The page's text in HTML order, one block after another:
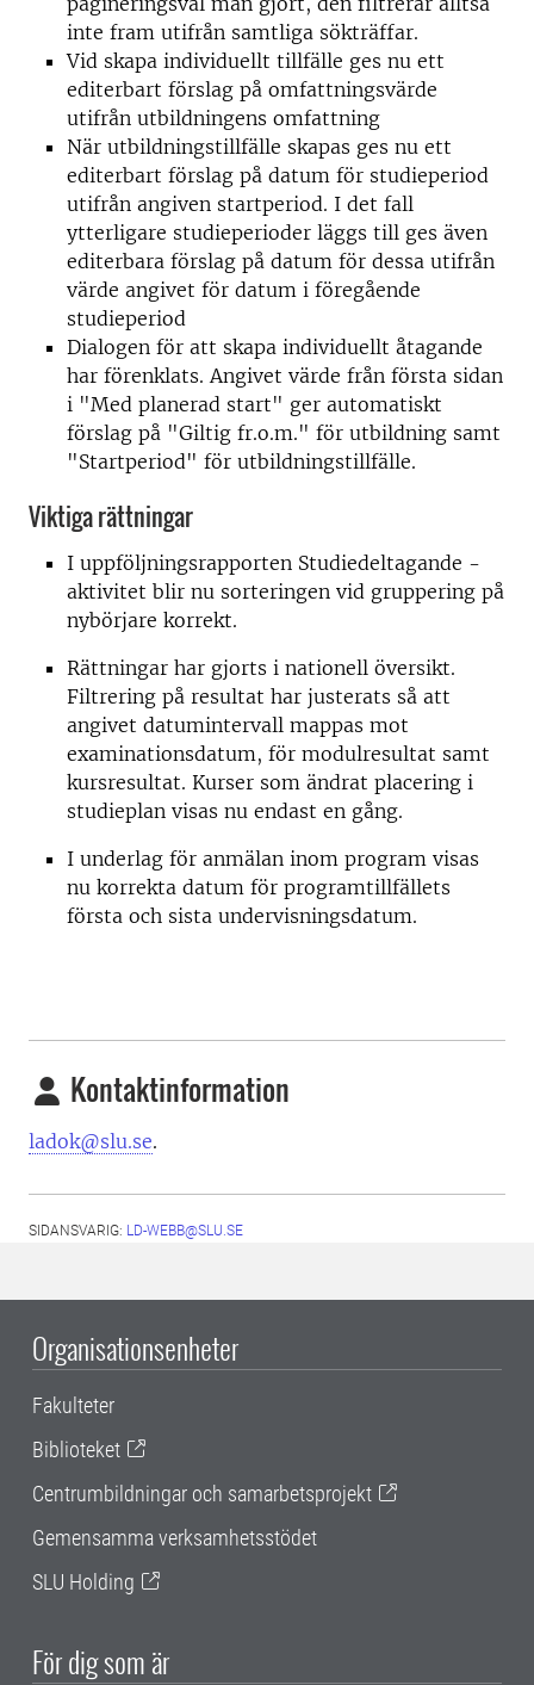
inte fram utifrån samtliga sökträffar.
Vid skapa individuellt tillfälle ges nu ett
editerbart förslag på omfattningsvärde
utifrån utbildningens omfattning
När utbildningstillfälle skapas ges nu ett
editerbart förslag på datum för studieperiod
utifrån angiven startperiod. I det fall
ytterligare studieperioder läggs till ges även
editerbara förslag på datum för dessa utifrån
värde angivet för datum i föregående
studieperiod
Dialogen för att skapa individuellt åtagande
har förenklats. Angivet värde från första sidan
i "Med planerad start" ger automatiskt
förslag på "Giltig fr.o.m." för utbildning samt
"Startperiod" för utbildningstillfälle.
Viktiga rättningar
I uppföljningsrapporten Studiedeltagande -
aktivitet blir nu sorteringen vid gruppering på
nybörjare korrekt.
Rättningar har gjorts i nationell översikt.
Filtrering på resultat har justerats så att
angivet datumintervall mappas mot
examinationsdatum, för modulresultat samt
kursresultat. Kurser som ändrat placering i
studieplan visas nu endast en gång.
I underlag för anmälan inom program visas
nu korrekta datum för programtillfällets
första och sista undervisningsdatum.
Kontaktinformation
ladok@slu.se.
SIDANSVARIG: LD-WEBB@SLU.SE
Organisationsenheter
Fakulteter
Biblioteket
Centrumbildningar och samarbetsprojekt
Gemensamma verksamhetsstödet
SLU Holding
För dig som är